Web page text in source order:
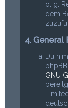
o. g.
dem
4. General
Du
GNU